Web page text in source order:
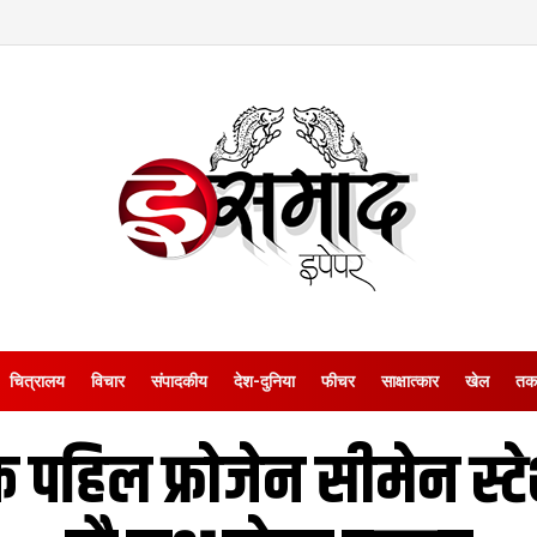
चित्रालय विचार संपादकीय देश-दुनिया फीचर साक्षात्‍कार खेल
पहिल फ्रोजेन सीमेन